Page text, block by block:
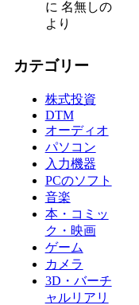
に 名無しの
より
カテゴリー
株式投資
DTM
オーディオ
パソコン
入力機器
PCのソフト
音楽
本・コミッ
ク・映画
ゲーム
カメラ
3D・バーチ
ャルリアリ